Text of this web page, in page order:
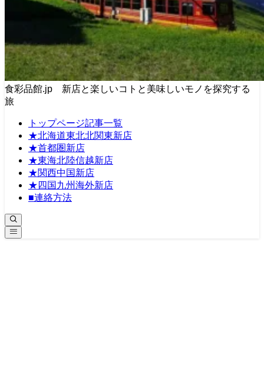
食彩品館.jp 新店と楽しいコトと美味しいモノを探究する
旅
トップページ記事一覧
★北海道東北北関東新店
★首都圏新店
★東海北陸信越新店
★関西中国新店
★四国九州海外新店
■連絡方法